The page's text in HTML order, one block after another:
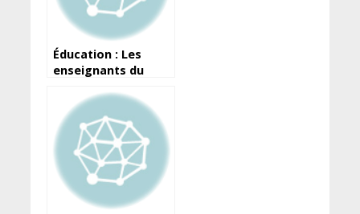
Éducation : Les
enseignants du
boycotter les
dernières
évaluations